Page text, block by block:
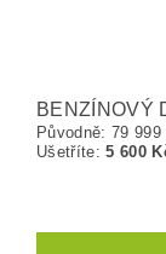
BENZÍNOVÝ
Původně: 79 999
Ušetříte:5 600